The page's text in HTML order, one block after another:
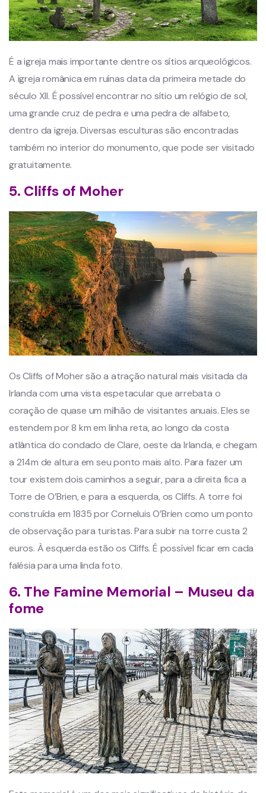
É a igreja mais importante dentre os sítios arqueológicos.
A igreja românica em ruínas data da primeira metade do
século XII. É possível encontrar no sítio um relógio de sol,
uma grande cruz de pedra e uma pedra de alfabeto,
dentro da igreja. Diversas esculturas são encontradas
também no interior do monumento, que pode ser visitado
gratuitamente.
5. Cliffs of Moher
Os Cliffs of Moher são a atração natural mais visitada da
Irlanda com uma vista espetacular que arrebata o
coração de quase um milhão de visitantes anuais. Eles se
estendem por 8 km em linha reta, ao longo da costa
atlântica do condado de Clare, oeste da Irlanda, e chegam
a 214m de altura em seu ponto mais alto. Para fazer um
tour existem dois caminhos a seguir, para a direita fica a
Torre de O’Brien, e para a esquerda, os Cliffs. A torre foi
construída em 1835 por Corneluis O’Brien como um ponto
de observação para turistas. Para subir na torre custa 2
euros. À esquerda estão os Cliffs. É possível ficar em cada
falésia para uma linda foto.
6. The Famine Memorial – Museu da
fome